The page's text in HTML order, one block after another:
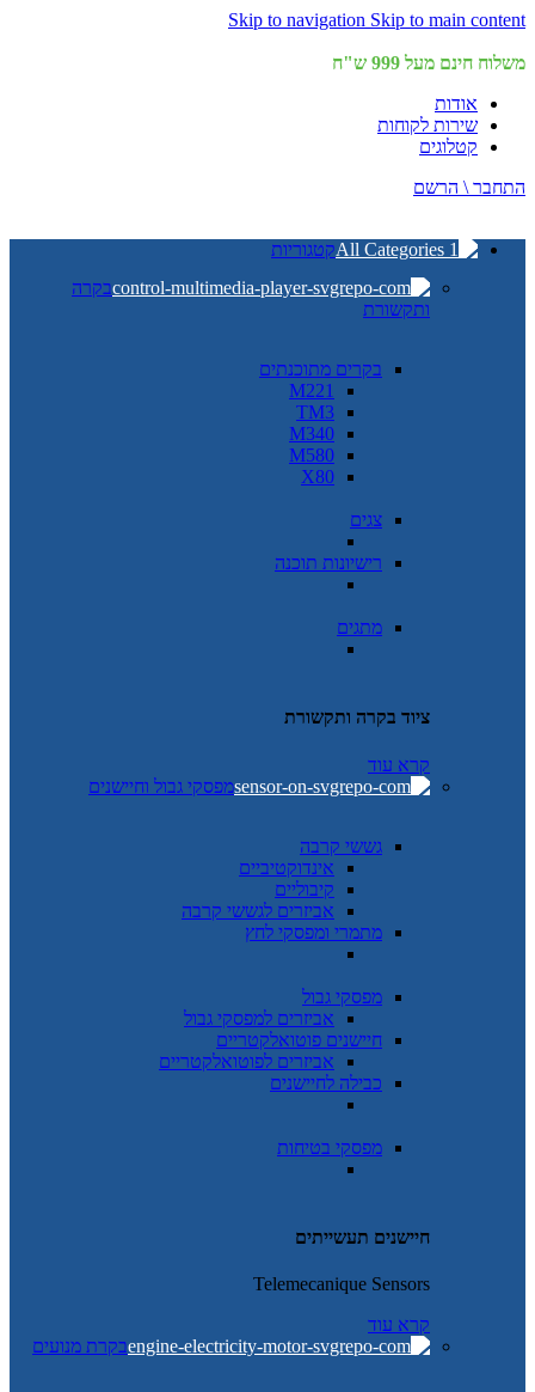
Skip to navigation Skip to main content
משלוח חינם מעל 999 ש"ח
אודות
שירות לקוחות
קטלוגים
התחבר \ הרשם
קטגוריות
בקרה
ותקשורת
בקרים מתוכנתים
M221
TM3
M340
M580
X80
צגים
רישיונות תוכנה
מתגים
ציוד בקרה ותקשורת
קרא עוד
מפסקי גבול וחיישנים
גששי קרבה
אינדוקטיביים
קיבוליים
אביזרים לגששי קרבה
מתמרי ומפסקי לחץ
מפסקי גבול
אביזרים למפסקי גבול
חיישנים פוטואלקטריים
אביזרים לפוטואלקטריים
כבילה לחיישנים
מפסקי בטיחות
חיישנים תעשייתים
Telemecanique Sensors
קרא עוד
בקרת מנועים